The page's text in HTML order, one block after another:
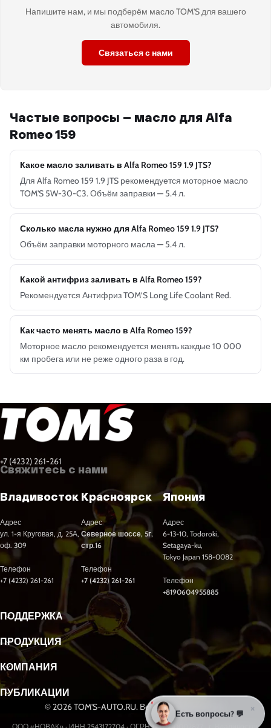
Напишите нам, и мы подберём масло TOM'S для вашего
автомобиля.
Связаться с нами
Частые вопросы — масло для Alfa
Romeo 159
Какое масло заливать в Alfa Romeo 159 1.9 JTS?
Для Alfa Romeo 159 1.9 JTS рекомендуется моторное масло
TOM'S 5W-30-C3. Объём заправки — 5.4 л.
Сколько масла нужно для Alfa Romeo 159 1.9 JTS?
Объём заправки моторного масла — 5.4 л.
Какой антифриз заливать в Alfa Romeo 159?
Рекомендуется Антифриз TOM’S Long Life Coolant Red.
Как часто менять масло в Alfa Romeo 159?
Моторное масло рекомендуется менять каждые 10 000
км пробега или не реже одного раза в год.
+7 (4232) 261-261
Свяжитесь с нами
Владивосток
Адрес
ул. 1-я Круговая, д. 25А,
оф. 309
Телефон
+7 (4232) 261-261
Красноярск
Адрес
Северное шоссе, 5г,
стр.16
Телефон
+7 (4232) 261-261
Япония
Адрес
6-13-10, Todoroki,
Setagaya-ku,
Tokyo Japan 158-0082
Телефон
+8190604955885
ПОДДЕРЖКА
ПРОДУКЦИЯ
КОМПАНИЯ
ПУБЛИКАЦИИ
© 2026 TOM'S-AUTO.RU. Все права защищены.
Есть вопросы? 💬 ×